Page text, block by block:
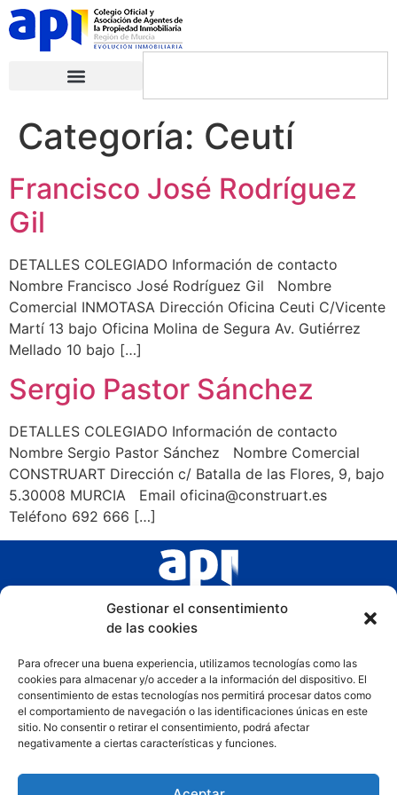
Gestionar el consentimiento
de las cookies
Para ofrecer una buena experiencia, utilizamos tecnologías como las
cookies para almacenar y/o acceder a la información del dispositivo. El
consentimiento de estas tecnologías nos permitirá procesar datos como
el comportamiento de navegación o las identificaciones únicas en este
sitio. No consentir o retirar el consentimiento, podrá afectar
negativamente a ciertas características y funciones.
Categoría: Ceutí
Francisco José Rodríguez
Gil
DETALLES COLEGIADO Información de contacto
Nombre Francisco José Rodríguez Gil Nombre
Comercial INMOTASA Dirección Oficina Ceuti C/Vicente
Martí 13 bajo Oficina Molina de Segura Av. Gutiérrez
Mellado 10 bajo […]
Sergio Pastor Sánchez
DETALLES COLEGIADO Información de contacto
Nombre Sergio Pastor Sánchez Nombre Comercial
CONSTRUART Dirección c/ Batalla de las Flores, 9, bajo
5.30008 MURCIA Email oficina@construart.es
Teléfono 692 666 […]